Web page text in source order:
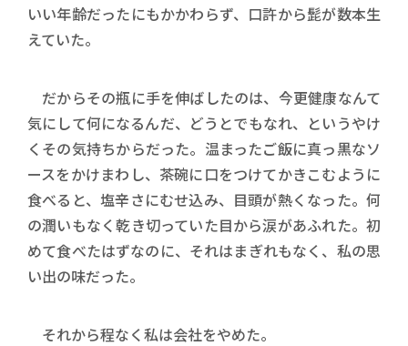
いい年齢だったにもかかわらず、口許から髭が数本生
えていた。
だからその瓶に手を伸ばしたのは、今更健康なんて
気にして何になるんだ、どうとでもなれ、というやけ
くその気持ちからだった。温まったご飯に真っ黒なソ
ースをかけまわし、茶碗に口をつけてかきこむように
食べると、塩辛さにむせ込み、目頭が熱くなった。何
の潤いもなく乾き切っていた目から涙があふれた。初
めて食べたはずなのに、それはまぎれもなく、私の思
い出の味だった。
それから程なく私は会社をやめた。